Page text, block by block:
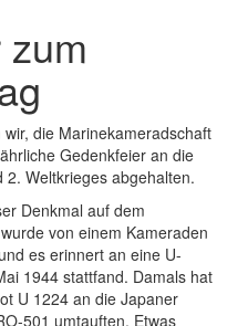
die Marinekameradschaft
Gedenkfeier an die
Weltkrieges abgehalten.
Denkmal auf dem
von einem Kameraden
es erinnert an eine U-
1944 stattfand. Damals hat
U 1224 an die Japaner
501 umtauften. Etwas